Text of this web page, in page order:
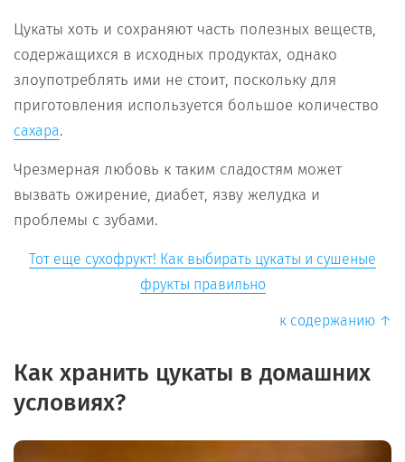
Цукаты хоть и сохраняют часть полезных веществ,
содержащихся в исходных продуктах, однако
злоупотреблять ими не стоит, поскольку для
приготовления используется большое количество
сахара.
Чрезмерная любовь к таким сладостям может
вызвать ожирение, диабет, язву желудка и
проблемы с зубами.
Тот еще сухофрукт! Как выбирать цукаты и сушеные
фрукты правильно
к содержанию ↑
Как хранить цукаты в домашних
условиях?